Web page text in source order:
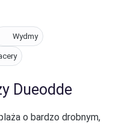
Wydmy
Dueodde
o bardzo drobnym,